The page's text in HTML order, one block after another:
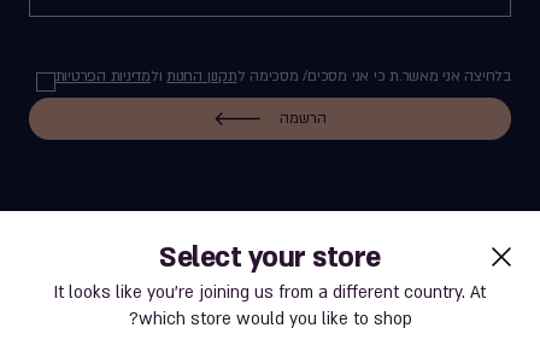
Select your store
It looks like you’re joining us from a different country. At
which store would you like to shop?
בלחיצה אני מאשר.ת כי אני מסכים/ מסכימה לתקנון החנותולמדיניות הפרטיות
הרשמה
label.payment